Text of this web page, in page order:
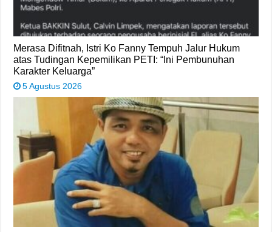
Merasa Difitnah, Istri Ko Fanny Tempuh Jalur Hukum
atas Tudingan Kepemilikan PETI: “Ini Pembunuhan
Karakter Keluarga”
5 Agustus 2026